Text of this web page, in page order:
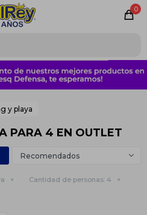
0
y playa
PARA 4 EN OUTLET
Recomendados
Cantidad de personas: 4